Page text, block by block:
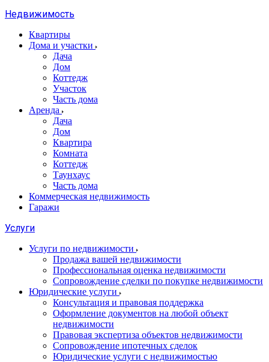
Недвижимость
Квартиры
Дома и участки
Дача
Дом
Коттедж
Участок
Часть дома
Аренда
Дача
Дом
Квартира
Комната
Коттедж
Таунхаус
Часть дома
Коммерческая недвижимость
Гаражи
Услуги
Услуги по недвижимости
Продажа вашей недвижимости
Профессиональная оценка недвижимости
Сопровождение сделки по покупке недвижимости
Юридические услуги
Консультация и правовая поддержка
Оформление документов на любой объект
недвижимости
Правовая экспертиза объектов недвижимости
Сопровождение ипотечных сделок
Юридические услуги с недвижимостью